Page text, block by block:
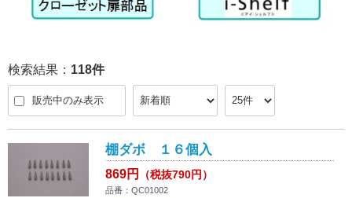
検索結果： 118件
販売中のみ表示
棚ダボ １６個入
869円 （税抜790円）
品番：QC01002